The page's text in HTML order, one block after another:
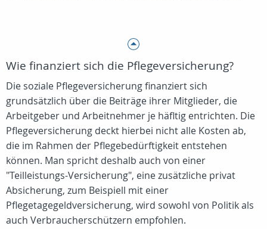
Wie finanziert sich die Pflegeversicherung?
Die soziale Pflegeversicherung finanziert sich
grundsätzlich über die Beiträge ihrer Mitglieder, die
Arbeitgeber und Arbeitnehmer je häfltig entrichten. Die
Pflegeversicherung deckt hierbei nicht alle Kosten ab,
die im Rahmen der Pflegebedürftigkeit entstehen
können. Man spricht deshalb auch von einer
"Teilleistungs-Versicherung", eine zusätzliche privat
Absicherung, zum Beispiell mit einer
Pflegetagegeldversicherung, wird sowohl von Politik als
auch Verbraucherschützern empfohlen.